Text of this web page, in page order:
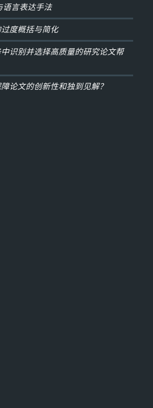
语言表达手法
度概括与简化
识别并选择高质量的研究论文帮
论文的创新性和独到见解？